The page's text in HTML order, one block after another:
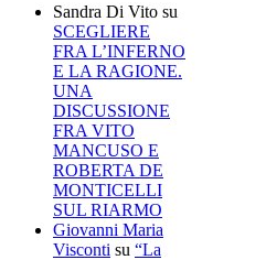
Sandra Di Vito su
SCEGLIERE
FRA L’INFERNO
E LA RAGIONE.
UNA
DISCUSSIONE
FRA VITO
MANCUSO E
ROBERTA DE
MONTICELLI
SUL RIARMO
Giovanni Maria
Visconti su “La